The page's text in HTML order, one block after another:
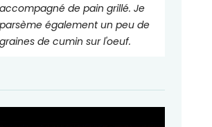
accompagné de pain grillé. Je
parsème également un peu de
graines de cumin sur l'oeuf.